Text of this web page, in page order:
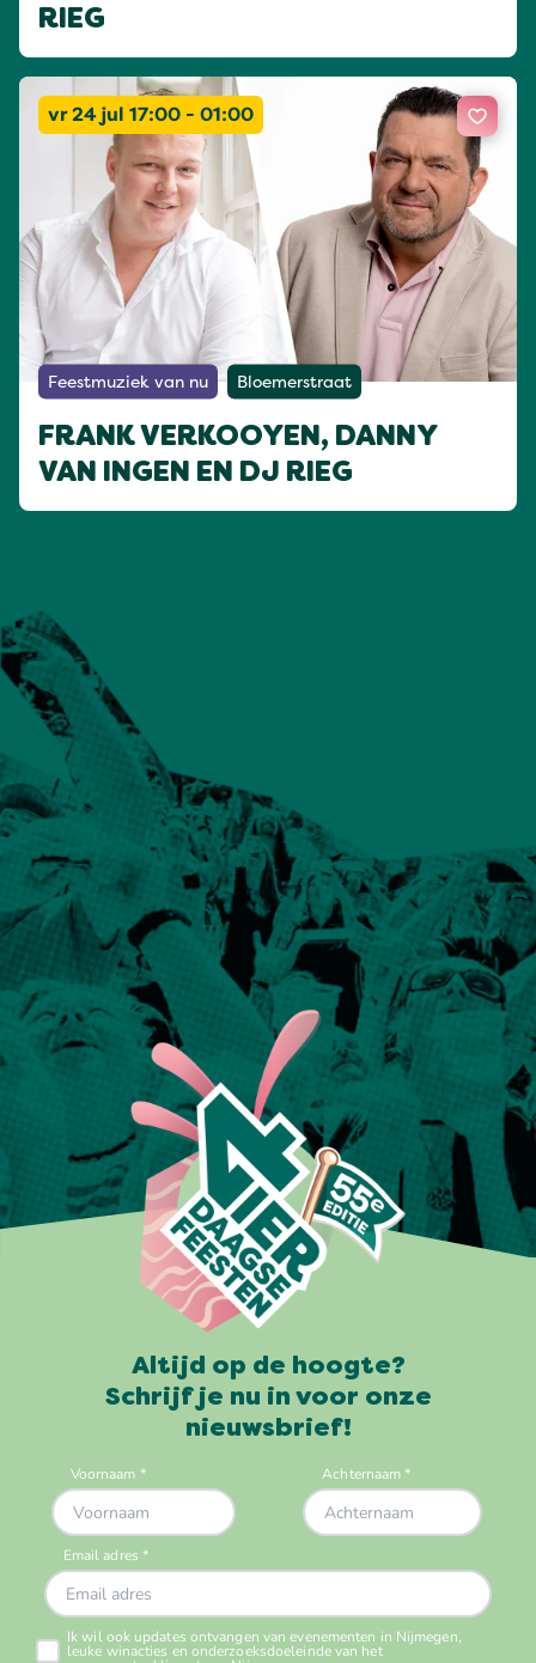
RIEG
vr 24 jul 17:00 - 01:00
Feestmuziek van nu Bloemerstraat
FRANK VERKOOYEN, DANNY
VAN INGEN EN DJ RIEG
Altijd op de hoogte?
Schrijf je nu in voor onze
nieuwsbrief!